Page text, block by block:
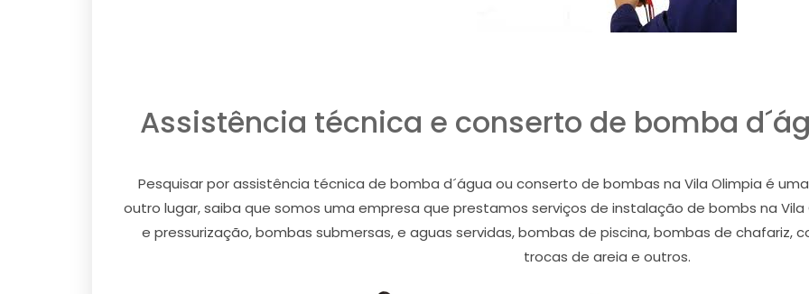
Assistência técnica e conserto de bomba
Pesquisar por assistência técnica de bomba d´água ou conserto de bombas na Vila Olimpia é
outro lugar, saiba que somos uma empresa que prestamos serviços de instalação de bombs na
e pressurização, bombas submersas, e aguas servidas, bombas de piscina, bombas de chafariz,
trocas de areia e outros.